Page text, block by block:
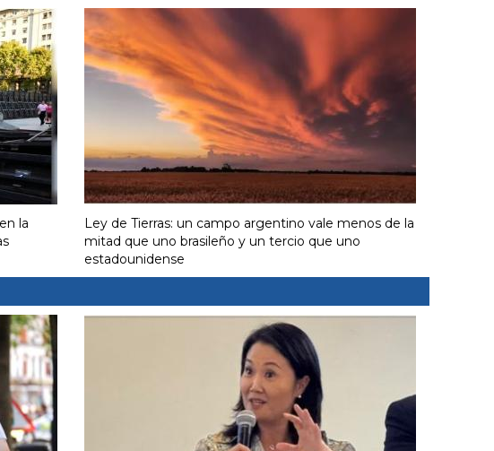
la
Ley de Tierras: un campo argentino vale menos de la
mitad que uno brasileño y un tercio que uno
estadounidense